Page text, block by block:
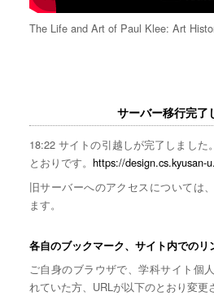
The Life and Art of Paul Klee: Art
サーバー移行完了
18:22 サイトの引越しが完了しました
とおりです。 https://design.cs.kyusan-
旧サーバーへのアクセスについては
ます。
各自のブックマーク、サイト内でのリ
ご自身のブラウザで、学科サイト個
れていた方、URLが以下のとおり変更